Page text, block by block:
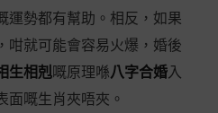
運勢都有幫助。相反，如果
咁就可能會容易火爆，婚後
生相剋嘅原理喺八字合婚入
面嘅生肖夾唔夾。